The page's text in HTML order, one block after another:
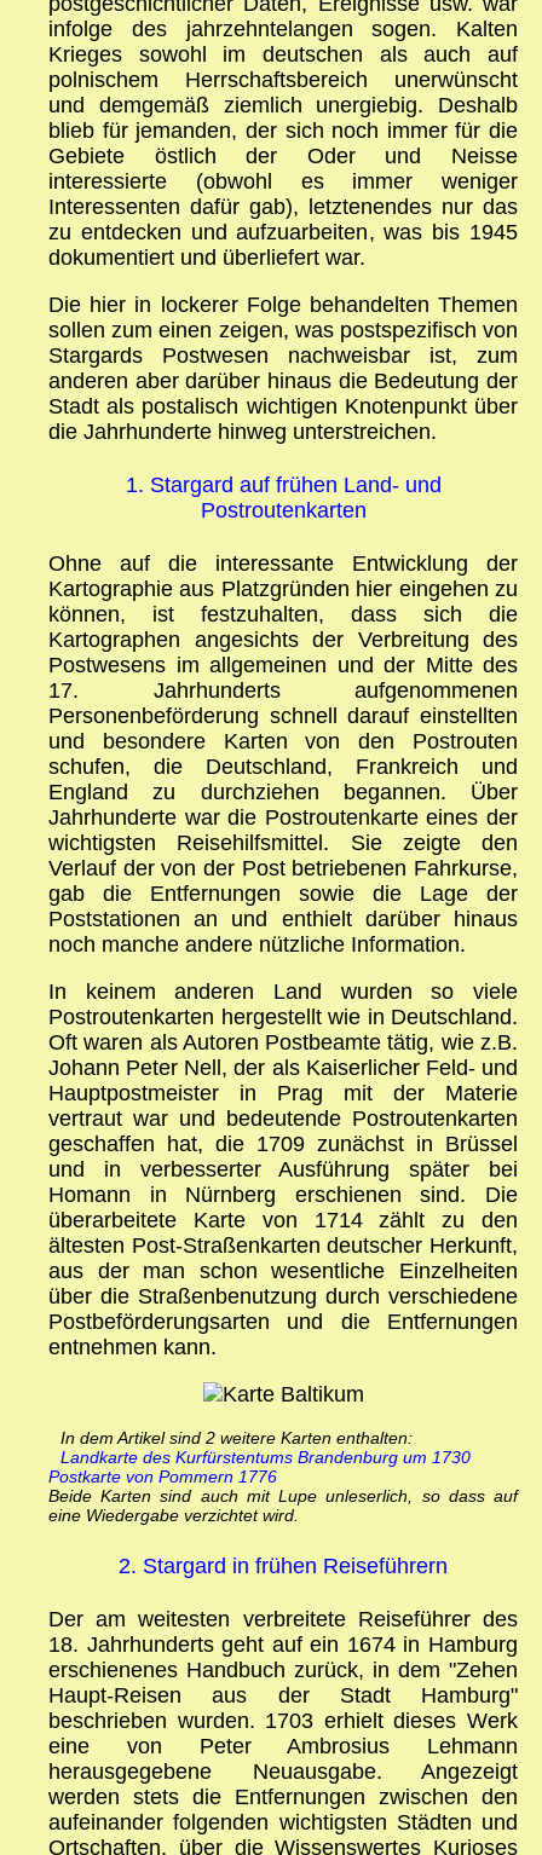
infolge des jahrzehntelangen sogen. Kalten
Krieges sowohl im deutschen als auch auf
polnischem Herrschaftsbereich unerwünscht
und demgemäß ziemlich unergiebig. Deshalb
blieb für jemanden, der sich noch immer für die
Gebiete östlich der Oder und Neisse
interessierte (obwohl es immer weniger
Interessenten dafür gab), letztenendes nur das
zu entdecken und aufzuarbeiten, was bis 1945
dokumentiert und überliefert war.
Die hier in lockerer Folge behandelten Themen
sollen zum einen zeigen, was postspezifisch von
Stargards Postwesen nachweisbar ist, zum
anderen aber darüber hinaus die Bedeutung der
Stadt als postalisch wichtigen Knotenpunkt über
die Jahrhunderte hinweg unterstreichen.
1. Stargard auf frühen Land- und
Postroutenkarten
Ohne auf die interessante Entwicklung der
Kartographie aus Platzgründen hier eingehen zu
können, ist festzuhalten, dass sich die
Kartographen angesichts der Verbreitung des
Postwesens im allgemeinen und der Mitte des
17. Jahrhunderts aufgenommenen
Personenbeförderung schnell darauf einstellten
und besondere Karten von den Postrouten
schufen, die Deutschland, Frankreich und
England zu durchziehen begannen. Über
Jahrhunderte war die Postroutenkarte eines der
wichtigsten Reisehilfsmittel. Sie zeigte den
Verlauf der von der Post betriebenen Fahrkurse,
gab die Entfernungen sowie die Lage der
Poststationen an und enthielt darüber hinaus
noch manche andere nützliche Information.
In keinem anderen Land wurden so viele
Postroutenkarten hergestellt wie in Deutschland.
Oft waren als Autoren Postbeamte tätig, wie z.B.
Johann Peter Nell, der als Kaiserlicher Feld- und
Hauptpostmeister in Prag mit der Materie
vertraut war und bedeutende Postroutenkarten
geschaffen hat, die 1709 zunächst in Brüssel
und in verbesserter Ausführung später bei
Homann in Nürnberg erschienen sind. Die
überarbeitete Karte von 1714 zählt zu den
ältesten Post-Straßenkarten deutscher Herkunft,
aus der man schon wesentliche Einzelheiten
über die Straßenbenutzung durch verschiedene
Postbeförderungsarten und die Entfernungen
entnehmen kann.
In dem Artikel sind 2 weitere Karten enthalten:
Landkarte des Kurfürstentums Brandenburg um 1730
Postkarte von Pommern 1776
Beide Karten sind auch mit Lupe unleserlich, so dass auf
eine Wiedergabe verzichtet wird.
2. Stargard in frühen Reiseführern
Der am weitesten verbreitete Reiseführer des
18. Jahrhunderts geht auf ein 1674 in Hamburg
erschienenes Handbuch zurück, in dem "Zehen
Haupt-Reisen aus der Stadt Hamburg"
beschrieben wurden. 1703 erhielt dieses Werk
eine von Peter Ambrosius Lehmann
herausgegebene Neuausgabe. Angezeigt
werden stets die Entfernungen zwischen den
aufeinander folgenden wichtigsten Städten und
Ortschaften, über die Wissenswertes ­Kurioses